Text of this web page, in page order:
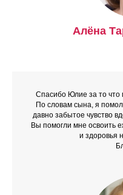
Алёна
Спасибо Юлие за то что
По словам сына, я
давно забытое чувство
Вы помогли мне освоить
и здоровья